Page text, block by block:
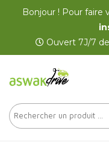
Bonjour ! Pour faire
Ouvert 7J/7